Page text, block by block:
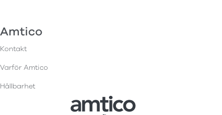
Amtico
Kontakt
Varför Amtico
Hållbarhet